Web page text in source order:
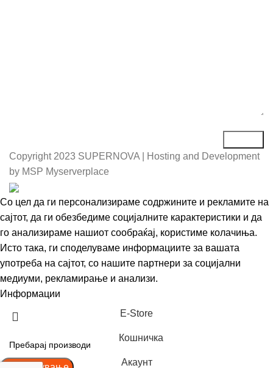
Copyright 2023 SUPERNOVA | Hosting and Development
by MSP Myserverplace
Со цел да ги персонализираме содржините и рекламите на
сајтот, да ги обезбедиме социјалните карактеристики и да
го анализираме нашиот сообраќај, користиме колачиња.
Исто така, ги споделуваме информациите за вашата
употреба на сајтот, со нашите партнери за социјални
медиуми, рекламирање и анализи.
Информации
Е-Store
Кошничка
Акаунт